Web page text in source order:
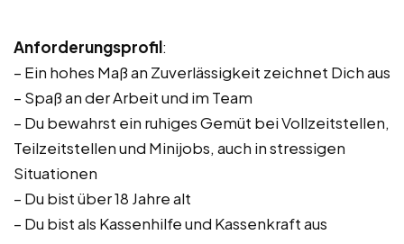
Anforderungsprofil:
– Ein hohes Maß an Zuverlässigkeit zeichnet Dich aus
– Spaß an der Arbeit und im Team
– Du bewahrst ein ruhiges Gemüt bei Vollzeitstellen,
Teilzeitstellen und Minijobs, auch in stressigen
Situationen
– Du bist über 18 Jahre alt
– Du bist als Kassenhilfe und Kassenkraft aus